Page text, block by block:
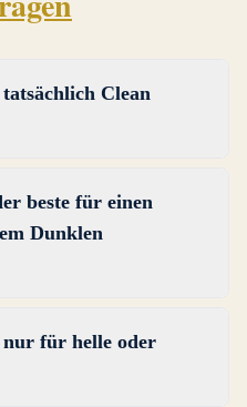
Clean
hautbetontes
verschiebt sich von
Beeren-Nude-
Nudetöne,
Mascara.
beste für einen
Dunklen
nehmen Ihren kühlen
natürliche
für helle oder